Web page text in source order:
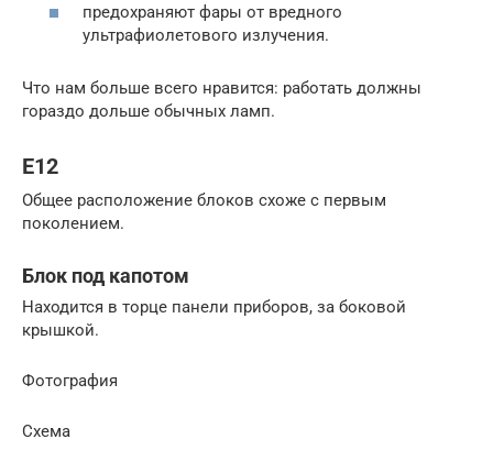
предохраняют фары от вредного
ультрафиолетового излучения.
Что нам больше всего нравится: работать должны
гораздо дольше обычных ламп.
E12
Общее расположение блоков схоже с первым
поколением.
Блок под капотом
Находится в торце панели приборов, за боковой
крышкой.
Фотография
Схема